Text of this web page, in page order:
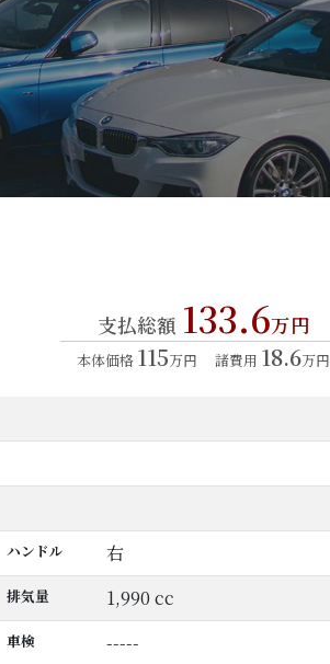
支払総額 133.6万円
本体価格 115万円 諸費用 18.6万円
ハンドル 右
排気量 1,990 cc
車検 -----